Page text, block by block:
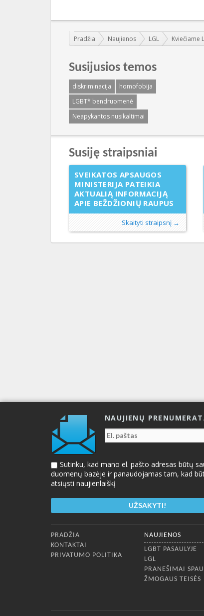
Jūs esate čia:
Pradžia Naujienos LGL Kviečiame
Susijusios temos
diskriminacija
homofobija
LGBT* bendruomenė
Neapykantos nusikaltimai
Susiję straipsniai
SVEIKATOS APSAUGOS
MINISTERIJA PATEIKIA
AKTUALIĄ INFORMACIJĄ
APIE BEŽDŽIONIŲ RAUPUS
Skaityti straipsnį →
NAUJIENŲ
Sutinku, kad mano el. pašto adresas būtų
duomenų bazėje ir panaudojamas tam, kad
atsiųsti naujienlaiškį
Apatinis meniu
PRADŽIA
KONTAKTAI
PRIVATUMO POLITIKA
NAUJIENOS
LGBT PASAULYJE
LGL
PRANEŠIMAI
ŽMOGAUS TEISĖS